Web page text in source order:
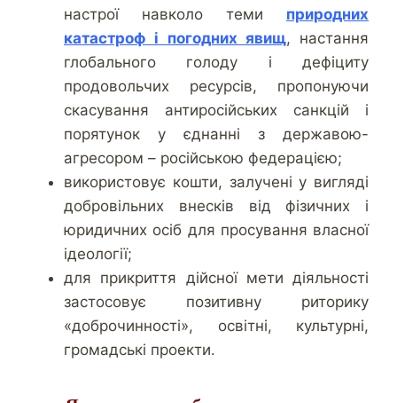
настрої навколо теми природних
катастроф і погодних явищ, настання
глобального голоду і дефіциту
продовольчих ресурсів, пропонуючи
скасування антиросійських санкцій і
порятунок у єднанні з державою-
агресором – російською федерацією;
використовує кошти, залучені у вигляді
добровільних внесків від фізичних і
юридичних осіб для просування власної
ідеології;
для прикриття дійсної мети діяльності
застосовує позитивну риторику
«доброчинності», освітні, культурні,
громадські проекти.